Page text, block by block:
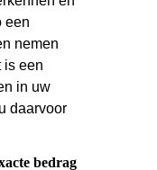
een
nemen
is een
in uw
daarvoor
bedrag